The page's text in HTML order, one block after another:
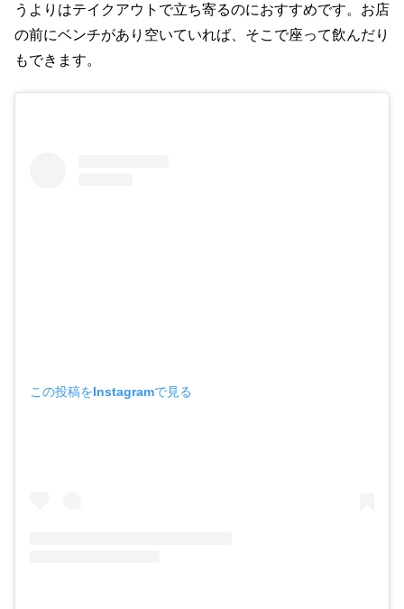
うよりはテイクアウトで立ち寄るのにおすすめです。お店
の前にベンチがあり空いていれば、そこで座って飲んだり
もできます。
この投稿をInstagramで見る